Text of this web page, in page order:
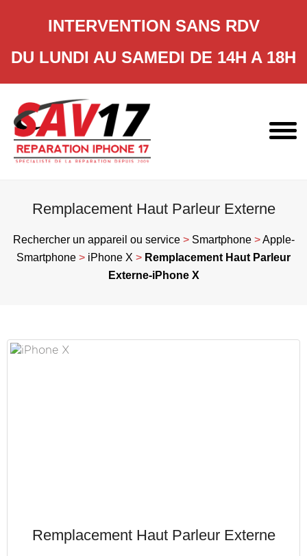
INTERVENTION SANS RDV
DU LUNDI AU SAMEDI DE 14H A 18H
content
Remplacement Haut Parleur Externe
Rechercher un appareil ou service> Smartphone>Apple-
Smartphone > iPhone X > Remplacement Haut Parleur
Externe-iPhone X
Remplacement Haut Parleur Externe